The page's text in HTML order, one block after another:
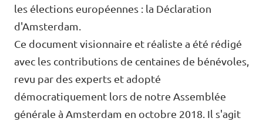
🇫🇷 Volt France
🇧🇪 Volt Belgium
🇵🇹 Volt Portugal
🇳🇱 Volt Nederland
🇦🇹 Volt Österreich
Actualités
Agenda
Devenir membre
les élections européennes : la Déclaration
d'Amsterdam.
Ce document visionnaire et réaliste a été rédigé
avec les contributions de centaines de bénévoles,
revu par des experts et adopté
démocratiquement lors de notre Assemblée
générale à Amsterdam en octobre 2018. Il s'agit